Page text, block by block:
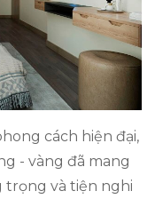
cách hiện đại,
- vàng đã mang
trọng và tiện nghi